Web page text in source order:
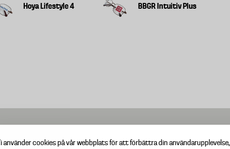
använder cookies på vår webbplats för att förbättra din användarupplevelse,
Hoya Lifestyle 4 BBGR Intuitiv Plus